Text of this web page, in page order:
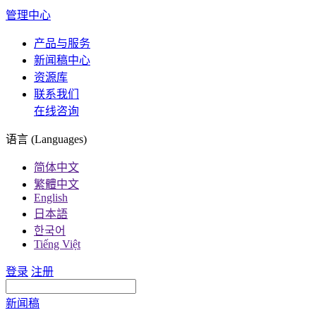
管理中心
产品与服务
新闻稿中心
资源库
联系我们
在线咨询
语言 (Languages)
简体中文
繁體中文
English
日本語
한국어
Tiếng Việt
登录 注册
新闻稿